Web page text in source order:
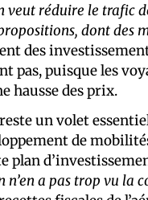
veut réduire le trafic
dont des
des
pas, puisque les
hausse des prix.
un volet
de
plan
n’en a pas trop vu la